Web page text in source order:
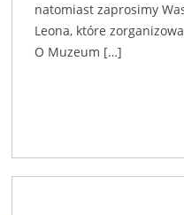
natomiast zaprosimy
Leona, które
O Muzeum […]